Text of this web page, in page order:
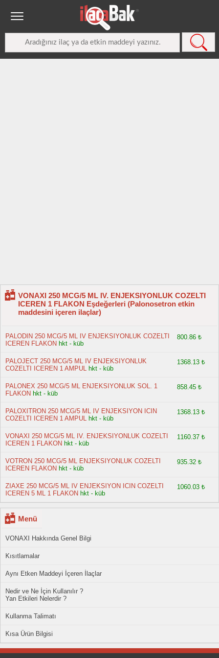
VONAXI 250 MCG/5 ML IV. ENJEKSIYONLUK COZELTI
ICEREN 1 FLAKON Eşdeğerleri (Palonosetron etkin
maddesini içeren ilaçlar)
PALODIN 250 MCG/5 ML IV ENJEKSIYONLUK COZELTI
ICEREN FLAKON hkt - küb
800.86 ₺
PALOJECT 250 MCG/5 ML IV ENJEKSIYONLUK
COZELTI ICEREN 1 AMPUL hkt - küb
1368.13 ₺
PALONEX 250 MCG/5 ML ENJEKSIYONLUK SOL. 1
FLAKON hkt - küb
858.45 ₺
PALOXITRON 250 MCG/5 ML IV ENJEKSIYON ICIN
COZELTI ICEREN 1 AMPUL hkt - küb
1368.13 ₺
VONAXI 250 MCG/5 ML IV. ENJEKSIYONLUK COZELTI
ICEREN 1 FLAKON hkt - küb
1160.37 ₺
VOTRON 250 MCG/5 ML ENJEKSIYONLUK COZELTI
ICEREN FLAKON hkt - küb
935.32 ₺
ZIAXE 250 MCG/5 ML IV ENJEKSIYON ICIN COZELTI
ICEREN 5 ML 1 FLAKON hkt - küb
1060.03 ₺
Menü
VONAXI Hakkında Genel Bilgi
Kısıtlamalar
Aynı Etken Maddeyi İçeren İlaçlar
Nedir ve Ne İçin Kullanılır ?
Yan Etkileri Nelerdir ?
Kullanma Talimatı
Kısa Ürün Bilgisi